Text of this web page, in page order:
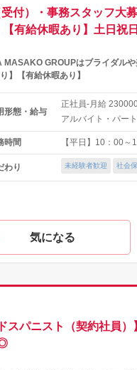
付）・事務スタッフ大
有給休暇あり】土日祝
MASAKO GROUPはブライダル
り】【有給休暇あり】
形態・給与
正社員-月給
アルバイト・パー
時間 【平日】10：00
わり 未経験者歓迎 社会
気になる
パニスト（契約社員）